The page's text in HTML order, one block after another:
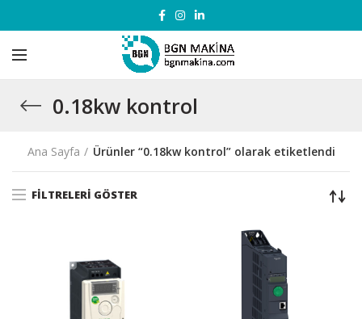
0.18kw kontrol
Ana Sayfa Ürünler “0.18kw kontrol” olarak etiketlendi
FILTRELERI GÖSTER